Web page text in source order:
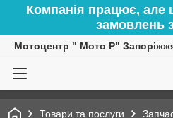
Компанія працює, але
замовлень
Мотоцентр " Мото Р"
Товари та послуги